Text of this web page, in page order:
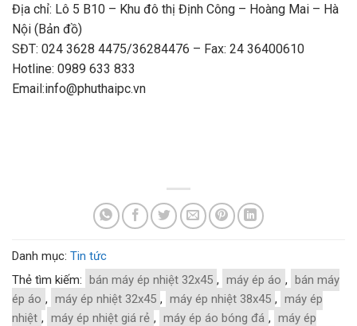
Địa chỉ: Lô 5 B10 – Khu đô thị Định Công – Hoàng Mai – Hà
Nội (Bản đồ)
SĐT: 024 3628 4475/36284476 – Fax: 24 36400610
Hotline: 0989 633 833
Email:info@phuthaipc.vn
Danh mục: Tin tức
Thẻ tìm kiếm: bán máy ép nhiệt 32x45 , máy ép áo , bán máy
ép áo , máy ép nhiệt 32x45 , máy ép nhiệt 38x45 , máy ép
nhiệt , máy ép nhiệt giá rẻ , máy ép áo bóng đá , máy ép